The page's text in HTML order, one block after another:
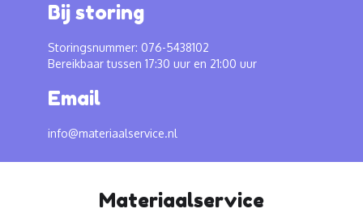
Bij storing
Storingsnummer: 076-5438102
Bereikbaar tussen 17:30 uur en 21:00 uur
Email
info@materiaalservice.nl
Materiaalservice